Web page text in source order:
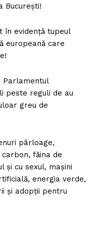
București!
în evidență tupeul
europeană care
Parlamentul
peste reguli de au
greu de
pârloage,
făina de
și cu sexul, mașini
energia verde,
și adopții pentru